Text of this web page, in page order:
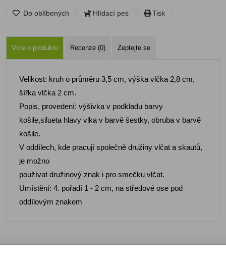
Do oblíbených Hlídací pes Tisk
Více o produktu Recenze (0) Zeptejte se
Velikost: kruh o průměru 3,5 cm, výška vlčka 2,8 cm,
šířka vlčka 2 cm.
Popis, provedení: výšivka v podkladu barvy
košile,silueta hlavy vlka v barvě šestky, obruba v barvě
košile.
V oddílech, kde pracují společně družiny vlčat a skautů,
je možno
používat družinový znak i pro smečku vlčat.
Umístění: 4. pořadí 1 - 2 cm, na středové ose pod
oddílovým znakem